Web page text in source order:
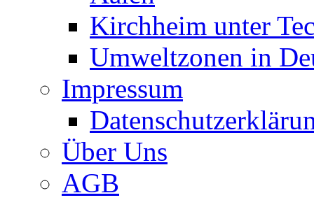
Kirchheim unter
Umweltzonen in
Impressum
Über Uns
AGB